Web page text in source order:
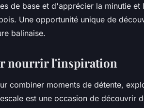
de base et d'apprécier la minutie et
Une opportunité unique de
balinaise.
nourrir l'inspiration
combiner moments de détente,
est une occasion de découvrir